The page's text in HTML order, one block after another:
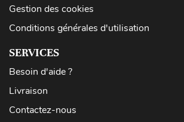
Gestion des cookies
Conditions générales d'utilisation
SERVICES
Besoin d'aide ?
Livraison
Contactez-nous